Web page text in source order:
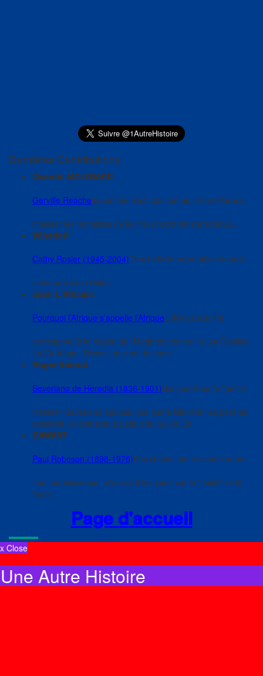
Dernières Contributions
Quentin MOLIMARD
Gerville Reachela pomme n'est pas tombé loin de l'arbre..
chasser les monstres de la cité, programme inachevé...
Winsdorf
Cathy Rosier (1945-2004)Tres belle interprétation dans le
samourai avec Delon .
Léon L'Africain
Pourquoi l’Afrique s’appelle l’AfriqueL'Ifrikiya (de Ifri)
correspond à la région du "Maghreb central" et sa Capitale
fut Carthage. Disons, que sur la carte
Roger Adenot
Severiano de Heredia (1836-1901)Bonjour Pour la "petite
histoire" Severiano épousa une jeune fille d'on les parents
possédé un domaine à Lafauche 52700 Sa
DAWANT
Paul Robeson (1898-1976)Ses chants ont raisonné dans
mon adolescence, m'ouvrant les yeux sur le "Juste" et le
"vrai".
Page d'accueil
x Close
Une Autre Histoire